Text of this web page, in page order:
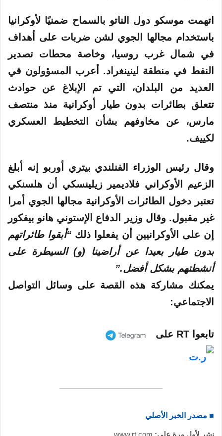
اتهمت موسكو دول الناتو بالسماح ضمنيًا لأوكرانيا
باستخدام مجالها الجوي لشن ضربات على أهداف
في شمال غرب روسيا، وخاصة محطات تصدير
النفط في منطقة لينينغراد. أعرب المسؤولون في
العديد من البلدان، التي تم الإبلاغ عن حوادث
تتعلق بطائرات بدون طيار أوكرانية منذ منتصف
مارس، عن مخاوفهم بشأن التخطيط العسكري
لكييف.
وقال رئيس الوزراء الفنلندي بيتري أوربو إنه أبلغ
الزعيم الأوكراني فلاديمير زيلينسكي أن هلسنكي
تعتبر دخول الطائرات الأوكرانية مجالها الجوي أمرا
غير مقبول. وقال وزير الدفاع الإستوني هانو بيفكور
إن على الأوكرانيين أن يفعلوا ذلك “أبقوا طائراتهم
بدون طيار بعيدا عن أراضينا (و) السيطرة على
أنشطتهم بشكل أفضل.”
يمكنك مشاركة هذه القصة على وسائل التواصل
الاجتماعي:
تابعوا RT على
■ مصدر الخبر الأصلي